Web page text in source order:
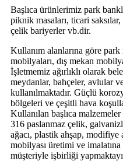
Başlıca ürünlerimiz park
piknik masaları, ticari
çelik bariyerler vb.dir.
Kullanım alanlarına göre
mobilyaları, dış mekan
İşletmemiz ağırlıklı olarak
meydanlar, bahçeler, avlular
kullanılmaktadır. Güçlü
bölgeleri ve çeşitli hava
Kullanılan başlıca
316 paslanmaz çelik,
ağacı, plastik ahşap, modifiye
mobilyası üretimi ve
müşteriyle işbirliği